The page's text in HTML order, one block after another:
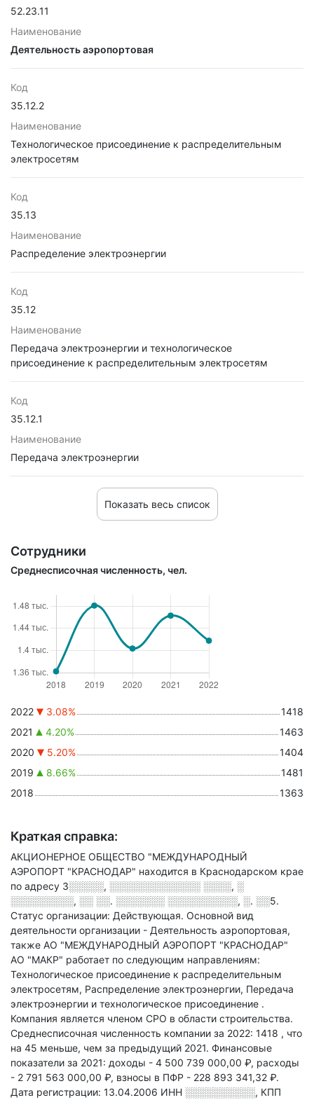
52.23.11
Наименование
Деятельность аэропортовая
Код
35.12.2
Наименование
Технологическое присоединение к распределительным
электросетям
Код
35.13
Наименование
Распределение электроэнергии
Код
35.12
Наименование
Передача электроэнергии и технологическое
присоединение к распределительным электросетям
Код
35.12.1
Наименование
Передача электроэнергии
Показать весь список
Сотрудники
Среднесписочная численность, чел.
2022 3.08%
1418
2021
4.20%
1463
2020
5.20%
1404
2019
8.66%
1481
2018
1363
Краткая справка:
АКЦИОНЕРНОЕ ОБЩЕСТВО "МЕЖДУНАРОДНЫЙ
АЭРОПОРТ "КРАСНОДАР" находится в Краснодарском крае
по адресу 3░░░░░, ░░░░░░░░░░░░░ ░░░░, ░
░░░░░░░░░, ░░ ░░. ░░░░░░░ ░░░░░░░░░░, ░. ░░5.
Статус организации: Действующая. Основной вид
деятельности организации - Деятельность аэропортовая,
также АО "МЕЖДУНАРОДНЫЙ АЭРОПОРТ "КРАСНОДАР"
АО "МАКР" работает по следующим направлениям:
Технологическое присоединение к распределительным
электросетям, Распределение электроэнергии, Передача
электроэнергии и технологическое присоединение .
Компания является членом СРО в области строительства.
Среднесписочная численность компании за 2022: 1418 , что
на 45 меньше, чем за предыдущий 2021. Финансовые
показатели за 2021: доходы - 4 500 739 000,00 ₽, расходы
- 2 791 563 000,00 ₽, взносы в ПФР - 228 893 341,32 ₽.
Дата регистрации: 13.04.2006 ИНН ░░░░░░░░░░, КПП